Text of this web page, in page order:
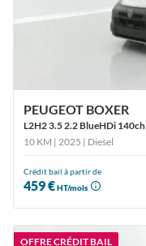
PEUGEOT BOXER
L2H2 3.5 2.2 BlueHDi 140ch
10 KM | 2025 | Diesel
Crédit bail à partir de
459 €HT/mois
OFFRE CRÉDIT BAIL